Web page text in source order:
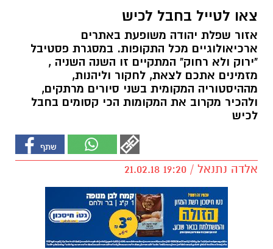
צאו לטייל בחבל לכיש
אזור שפלת יהודה משופעת באתרים
ארכיאולוגיים מכל התקופות. במסגרת פסטיבל
"ירוק ולא רחוק" המתקיים זו השנה השניה ,
מזמינים אתכם לצאת, לחקור וליהנות,
מההיסטוריה המקומית בשני סיורים מרתקים,
ולהכיר מקרוב את המקומות הכי קסומים בחבל
לכיש
אלדה נתנאל / 19:20 21.02.18